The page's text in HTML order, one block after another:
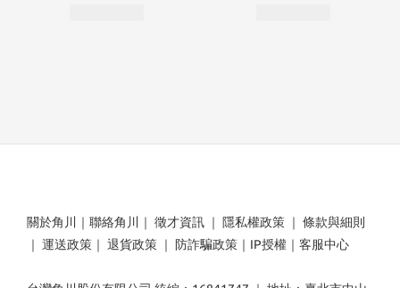
關於角川 ｜ 聯絡角川 ｜ 徵才資訊 ｜ 隱私權政策 ｜ 條款與細則
｜ 運送政策 ｜ 退貨政策 ｜ 防詐騙政策 ｜ IP授權 ｜ 客服中心